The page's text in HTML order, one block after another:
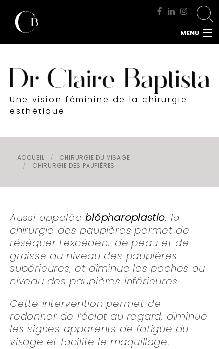
MENU
DOCTEUR BAPTISTA
CHIRURGIE MAMMAIRE
CHIRURGIE DU VISAGE
CHIRURGIE DE LA SILHOUETTE
CHIRURGIE INTIME
MÉDECINE ESTHÉTIQUE
RENDEZ-VOUS
Une vision féminine de la chirurgie
esthétique
ACCUEIL
CHIRURGIE DU VISAGE
CHIRURGIE DES PAUPIÈRES
Aussi appeléeblépharoplastie, la
chirurgie des paupières permet de
réséquer l’excédent de peau et de
graisse au niveau des paupières
supérieures, et diminue les poches au
niveau des paupières inférieures.
Cette intervention permet de
redonner de l’éclat au regard, diminue
les signes apparents de fatigue du
visage et facilite le maquillage.